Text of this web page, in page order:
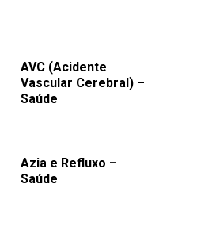
AVC (Acidente
Vascular Cerebral) –
Saúde
Azia e Refluxo –
Saúde